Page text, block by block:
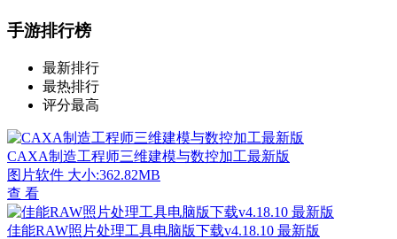
手游排行榜
最新排行
最热排行
评分最高
CAXA制造工程师三维建模与数控加工最新版
图片软件 大小:362.82MB
查 看
佳能RAW照片处理工具电脑版下载v4.18.10 最新版